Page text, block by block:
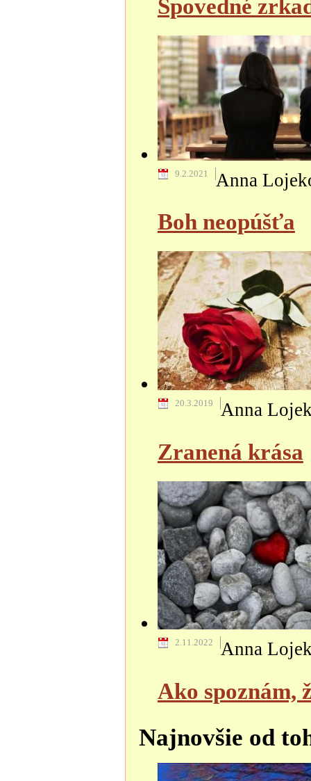
Spovedné
Anna
9.2.2021
Boh neopúšťa
Anna
20.3.2019
Zranená krása
Anna
2.11.2022
Ako spoznám,
Najnovšie od